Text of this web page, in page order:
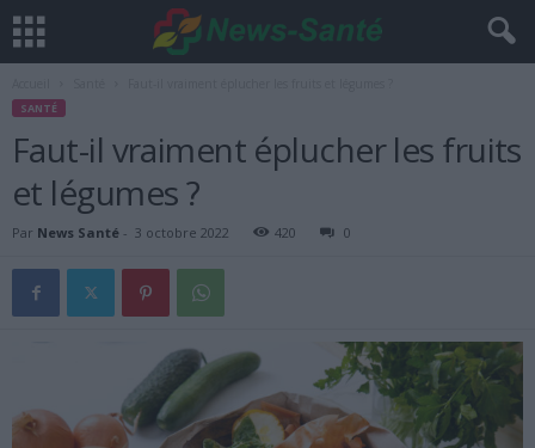
SANTÉ
Faut-il vraiment éplucher les fruits
et légumes ?
Par News Santé - 3 octobre 2022 420 0